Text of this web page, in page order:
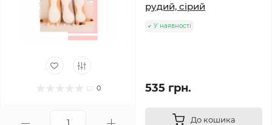
0
рудий, сірий
У наявності
535 грн.
До кошика